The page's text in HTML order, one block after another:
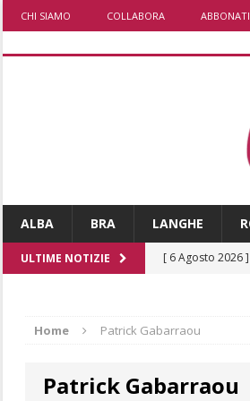
CHI SIAMO COLLABORA ABBONATI
ALBA BRA LANGHE
ULTIME NOTIZIE [ 6 Agosto 2026 ]
[ 6 Agosto 2026 ]
Home Patrick Gabarraou
Patrick Gabarraou